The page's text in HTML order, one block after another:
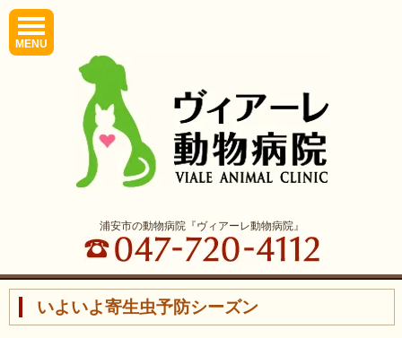
MENU
浦安市の動物病院『ヴィアーレ動物病院』
いよいよ寄生虫予防シーズン